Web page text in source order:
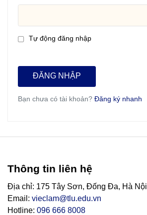
Tự động đăng nhập
ĐĂNG NHẬP
Bạn chưa có tài khoản? Đăng ký nhanh
Thông tin liên hệ
Địa chỉ: 175 Tây Sơn, Đống Đa, Hà Nội
Email: vieclam@tlu.edu.vn
Hotline: 096 666 8008